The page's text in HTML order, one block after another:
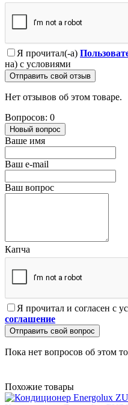
Я прочитал(-а)
на) с условиями
Отправить свой отзыв
Нет отзывов об этом товаре.
Вопросов: 0
Новый вопрос
Ваше имя
Ваш e-mail
Ваш вопрос
Капча
Я прочитал и согласен с
соглашение
Отправить свой вопрос
Пока нет вопросов об этом
Похожие товары